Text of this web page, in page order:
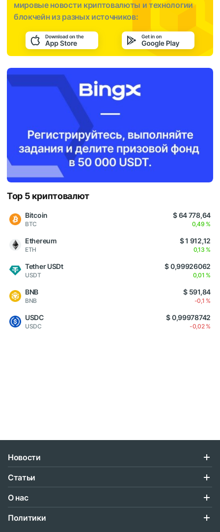
мировые новости криптовалюты и технологии
блокчейн из разных источников:
Top 5 криптовалют
Bitcoin
BTC
$ 64 778,64
0,49 %
Ethereum
ETH
$ 1 912,12
0,13 %
Tether USDt
USDT
$ 0,99926062
0,01 %
BNB
BNB
$ 591,84
-0,1 %
USDC
USDC
$ 0,99978742
-0,02 %
Новости
Статьи
О нас
Политики